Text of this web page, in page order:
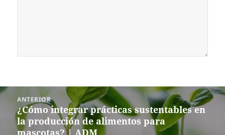
Navegación
entradas
ANTERIOR
Entrada
anterior:
¿Cómo integrar prácticas sustentables en
la producción de alimentos para
mascotas? | ADM